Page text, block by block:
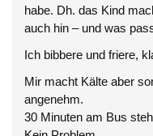
habe. Dh. das Kind
auch hin – und was
Ich bibbere und friere,
Mir macht Kälte aber
angenehm.
30 Minuten am Bus